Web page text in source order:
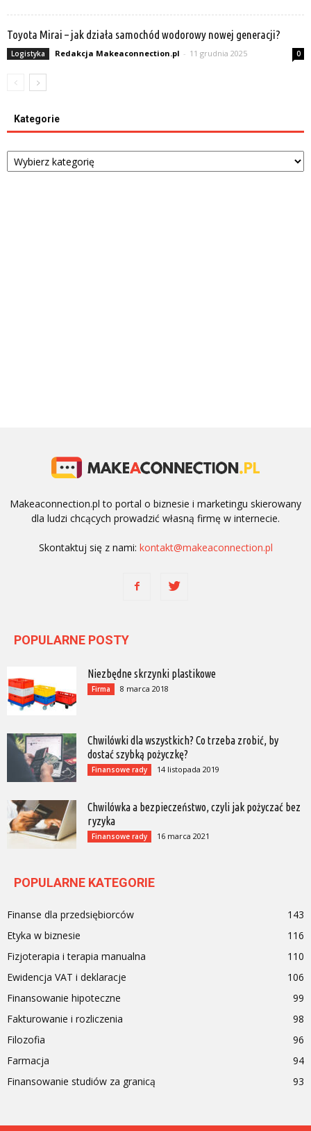
Toyota Mirai – jak działa samochód wodorowy nowej generacji?
Logistyka Redakcja Makeaconnection.pl - 11 grudnia 2025 0
Kategorie
Kategorie
Makeaconnection.pl to portal o biznesie i marketingu skierowany
dla ludzi chcących prowadzić własną firmę w internecie.
Skontaktuj się z nami: kontakt@makeaconnection.pl
POPULARNE POSTY
Niezbędne skrzynki plastikowe
Firma 8 marca 2018
Chwilówki dla wszystkich? Co trzeba zrobić, by
dostać szybką pożyczkę?
Finansowe rady 14 listopada 2019
Chwilówka a bezpieczeństwo, czyli jak pożyczać bez
ryzyka
Finansowe rady 16 marca 2021
POPULARNE KATEGORIE
Finanse dla przedsiębiorców
143
Etyka w biznesie
116
Fizjoterapia i terapia manualna
110
Ewidencja VAT i deklaracje
106
Finansowanie hipoteczne
99
Fakturowanie i rozliczenia
98
Filozofia
96
Farmacja
94
Finansowanie studiów za granicą
93